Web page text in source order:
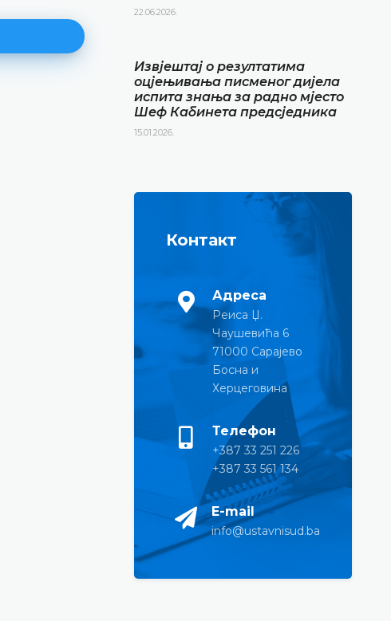
Извјештај о резултатима
оцјењивања писменог дијела
15.01.2026.
22.06.2026.
Извјештај о резултатима
оцјењивања писменог дијела
испита знања за радно мјесто
Шеф Кабинета предсједника
15.01.2026.
Контакт
Адреса
Реиса Џ.
Чаушевића 6
71000 Сарајево
Босна и
Херцеговина
Телефон
+387 33 251 226
+387 33 561 134
E-mail
info@ustavnisud.ba